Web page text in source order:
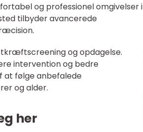
og professionel omgivelser i
tilbyder avancerede
og opdagelse.
intervention og bedre
at følge anbefalede
og alder.
her